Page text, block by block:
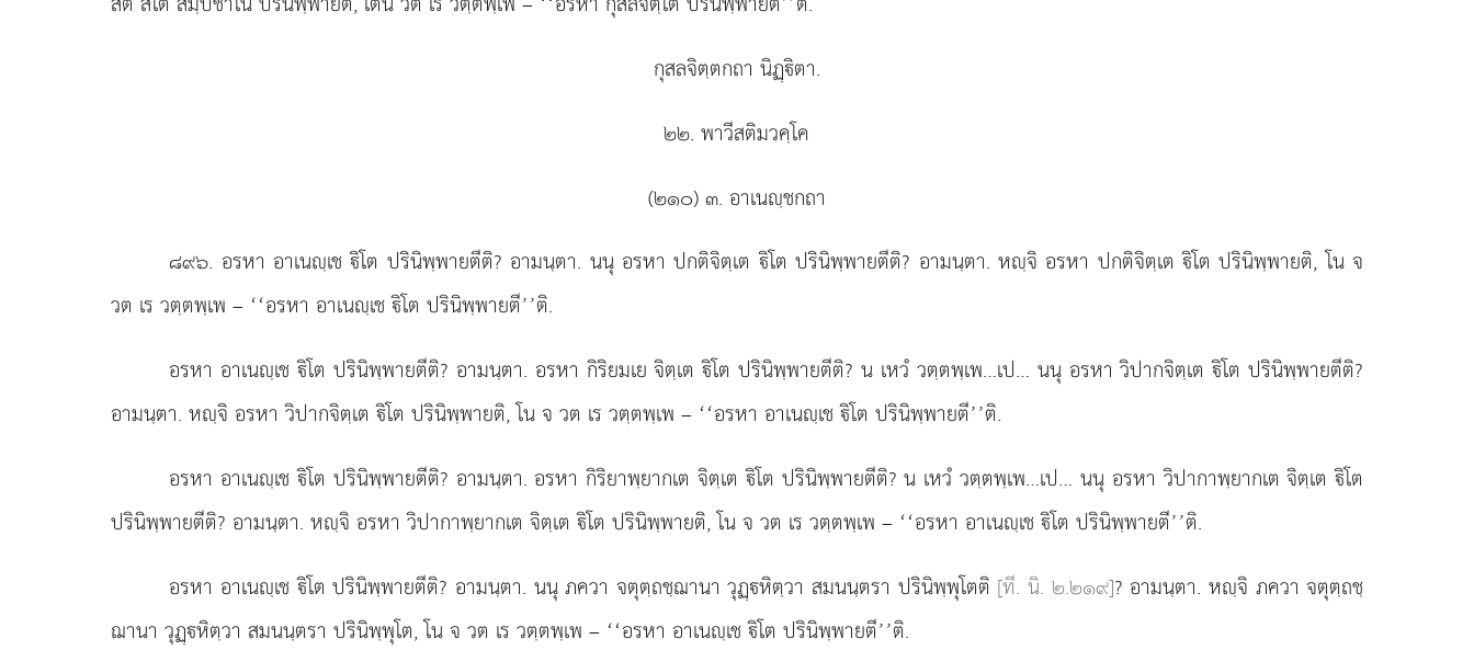
กุสลจิตฺตกถา นิฏฺิตา.
๒๒. พาวีสติมวคฺโค
(๒๑๐) ๓. อาเนฺชกถา
๘๙๖. อรหา อาเนฺเช ิโต ปรินิพฺพายตีติ? อามนฺตา. นนุ อรหา ปกติจิตฺเต ิโต ปรินิพฺพายตีติ? อามนฺตา. หฺจิ อรหา ปกติจิตฺเต ิโต ปรินิพฺพายติ, โน จ
วต เร วตฺตพฺเพ – ‘‘อรหา อาเนฺเช ิโต ปรินิพฺพายตี’’ติ.
อรหา อาเนฺเช ิโต ปรินิพฺพายตีติ? อามนฺตา. อรหา กิริยมเย จิตฺเต ิโต ปรินิพฺพายตีติ? น เหวํ วตฺตพฺเพ…เป… นนุ อรหา วิปากจิตฺเต ิโต ปรินิพฺพายตีติ?
อามนฺตา. หฺจิ อรหา วิปากจิตฺเต ิโต ปรินิพฺพายติ, โน จ วต เร วตฺตพฺเพ – ‘‘อรหา อาเนฺเช ิโต ปรินิพฺพายตี’’ติ.
อรหา อาเนฺเช ิโต ปรินิพฺพายตีติ? อามนฺตา. อรหา กิริยาพฺยากเต จิตฺเต ิโต ปรินิพฺพายตีติ? น เหวํ วตฺตพฺเพ…เป… นนุ อรหา วิปากาพฺยากเต จิตฺเต ิโต
ปรินิพฺพายตีติ? อามนฺตา. หฺจิ อรหา วิปากาพฺยากเต จิตฺเต ิโต ปรินิพฺพายติ, โน จ วต เร วตฺตพฺเพ – ‘‘อรหา อาเนฺเช ิโต ปรินิพฺพายตี’’ติ.
อรหา อาเนฺเช ิโต ปรินิพฺพายตีติ? อามนฺตา. นนุ ภควา จตุตฺถชฺฌานา วุฏฺหิตฺวาสมนนฺตรา ปรินิพฺพุโตติ [ที. นิ. ๒.๒๑๙]? อามนฺตา. หฺจิ ภควา จตุตฺถชฺ
ฌานา วุฏฺหิตฺวา สมนนฺตรา ปรินิพฺพุโต, โน จ วต เร วตฺตพฺเพ – ‘‘อรหา อาเนฺเช ิโต ปรินิพฺพายตี’’ติ.